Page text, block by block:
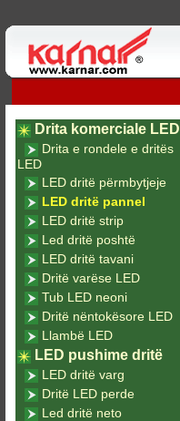
Drita komerciale LED
Drita e rondele e dritës
LED
LED dritë përmbytjeje
LED dritë pannel
LED dritë strip
Led dritë poshtë
LED dritë tavani
Dritë varëse LED
Tub LED neoni
Dritë nëntokësore LED
Llambë LED
LED pushime dritë
LED dritë varg
Dritë LED perde
Led dritë neto